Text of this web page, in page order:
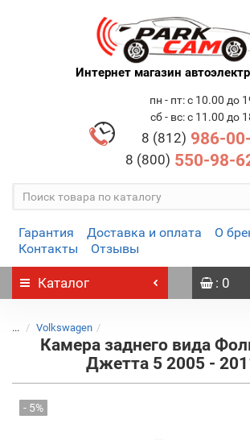
Интернет магазин
пн - пт: с 10.00 до
сб - вс: с 11.00 до
8 (812) 986-
8 (800) 550-98-
Гарантия Доставка и оплата О
Контакты
Отзывы
Каталог : 0
... Volkswagen
Камера заднего вида
Джетта 5 2005 -
- 5%